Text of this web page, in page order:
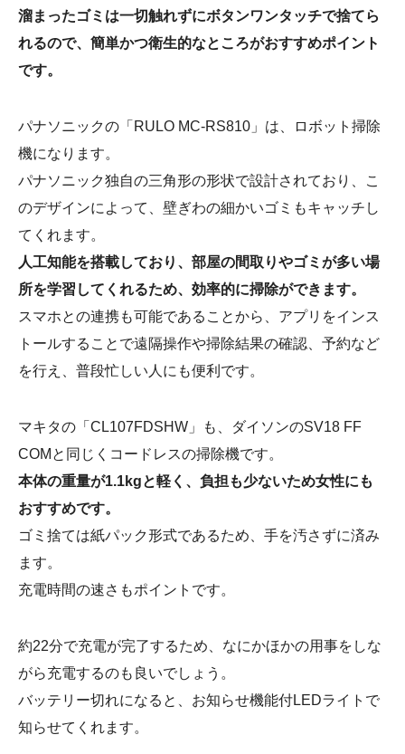
溜まったゴミは一切触れずにボタンワンタッチで捨てら
れるので、簡単かつ衛生的なところがおすすめポイント
です。
パナソニックの「RULO MC-RS810」は、ロボット掃除
機になります。
パナソニック独自の三角形の形状で設計されており、こ
のデザインによって、壁ぎわの細かいゴミもキャッチし
てくれます。
人工知能を搭載しており、部屋の間取りやゴミが多い場
所を学習してくれるため、効率的に掃除ができます。
スマホとの連携も可能であることから、アプリをインス
トールすることで遠隔操作や掃除結果の確認、予約など
を行え、普段忙しい人にも便利です。
マキタの「CL107FDSHW」も、ダイソンのSV18 FF
COMと同じくコードレスの掃除機です。
本体の重量が1.1kgと軽く、負担も少ないため女性にも
おすすめです。
ゴミ捨ては紙パック形式であるため、手を汚さずに済み
ます。
充電時間の速さもポイントです。
約22分で充電が完了するため、なにかほかの用事をしな
がら充電するのも良いでしょう。
バッテリー切れになると、お知らせ機能付LEDライトで
知らせてくれます。